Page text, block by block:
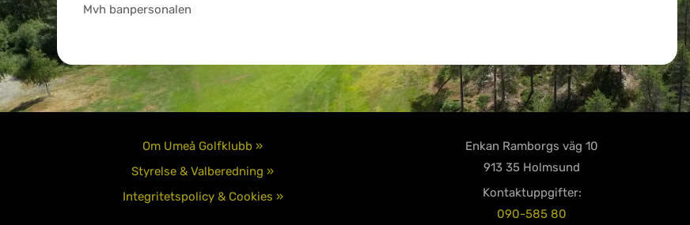
Mvh banpersonalen
Om Umeå Golfklubb »
Styrelse & Valberedning »
Integritetspolicy & Cookies »
Enkan Ramborgs väg 10
913 35 Holmsund
Kontaktuppgifter:
090-585 80